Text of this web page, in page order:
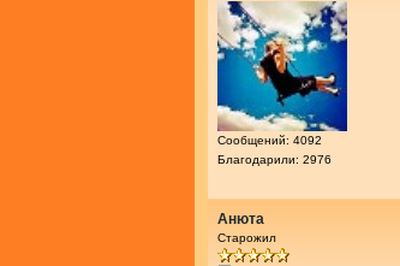
Сообщений: 4092
Благодарили: 2976
Анюта
Старожил